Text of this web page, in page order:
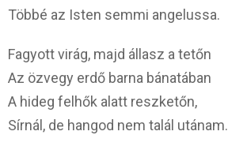
Többé az Isten semmi angelussa.
Fagyott virág, majd állasz a tetőn
Az özvegy erdő barna bánatában
A hideg felhők alatt reszketőn,
Sírnál, de hangod nem talál utánam.